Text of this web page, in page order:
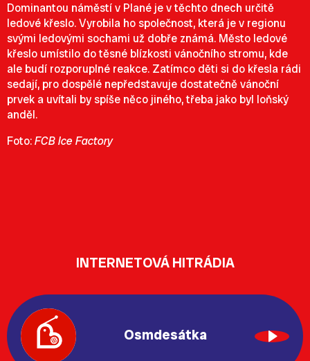
Dominantou náměstí v Plané je v těchto dnech určitě
ledové křeslo. Vyrobila ho společnost, která je v regionu
svými ledovými sochami už dobře známá. Město ledové
křeslo umístilo do těsné blízkosti vánočního stromu, kde
ale budí rozporuplné reakce. Zatímco děti si do křesla rádi
sedají, pro dospělé nepředstavuje dostatečně vánoční
prvek a uvítali by spíše něco jiného, třeba jako byl loňský
anděl.
Foto:FCB Ice Factory
INTERNETOVÁ HITRÁDIA
Osmdesátka